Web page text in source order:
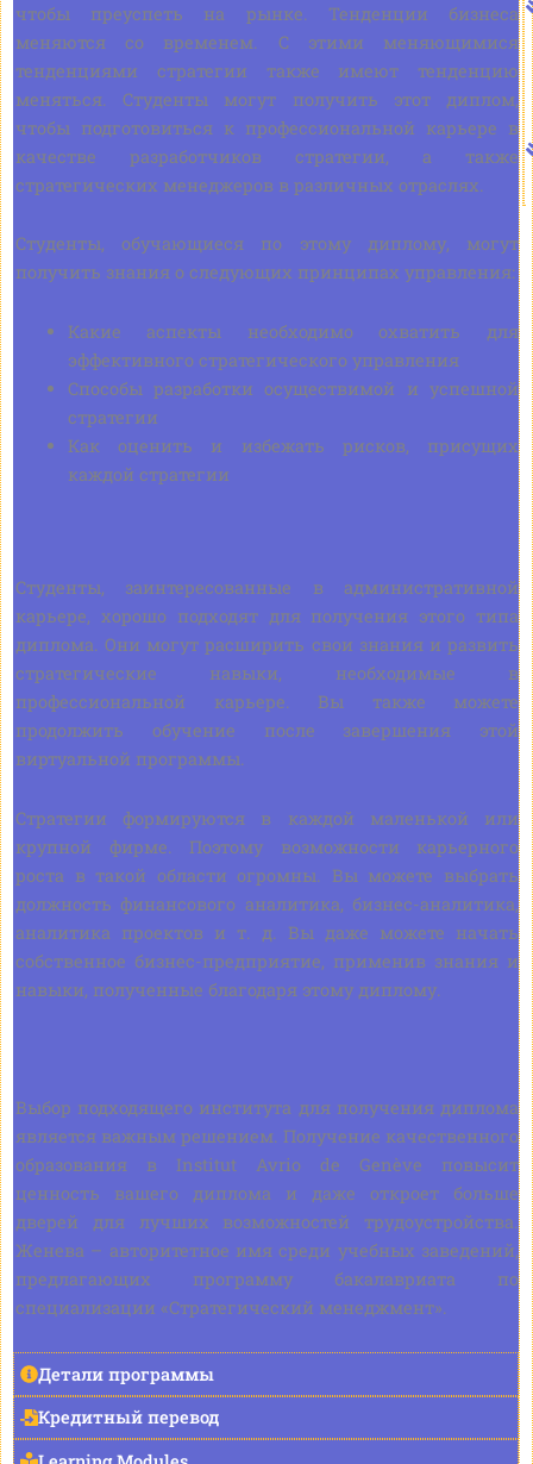
Детали программы
Кредитный перевод
чтобы преуспеть на рынке. Тенденции бизнеса
меняются со временем. С этими меняющимися
тенденциями стратегии также имеют тенденцию
меняться. Студенты могут получить этот диплом,
чтобы подготовиться к профессиональной карьере в
качестве разработчиков стратегии, а также
стратегических менеджеров в различных отраслях.
Студенты, обучающиеся по этому диплому, могут
получить знания о следующих принципах управления:
Какие аспекты необходимо охватить для
эффективного стратегического управления
Способы разработки осуществимой и успешной
стратегии
Как оценить и избежать рисков, присущих
каждой стратегии
Студенты, заинтересованные в административной
карьере, хорошо подходят для получения этого типа
диплома. Они могут расширить свои знания и развить
стратегические навыки, необходимые в
профессиональной карьере. Вы также можете
продолжить обучение после завершения этой
виртуальной программы.
Стратегии формируются в каждой маленькой или
крупной фирме. Поэтому возможности карьерного
роста в такой области огромны. Вы можете выбрать
должность финансового аналитика, бизнес-аналитика,
аналитика проектов и т. д. Вы даже можете начать
собственное бизнес-предприятие, применив знания и
навыки, полученные благодаря этому диплому.
Выбор подходящего института для получения диплома
является важным решением. Получение качественного
образования в Institut Avrio de Genève повысит
ценность вашего диплома и даже откроет больше
дверей для лучших возможностей трудоустройства.
Женева – авторитетное имя среди учебных заведений,
предлагающих программу бакалавриата по
специализации «Стратегический менеджмент».